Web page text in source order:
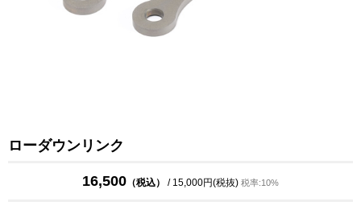
ローダウンリンク
16,500 （税込） / 15,000円(税抜) 税率:10%